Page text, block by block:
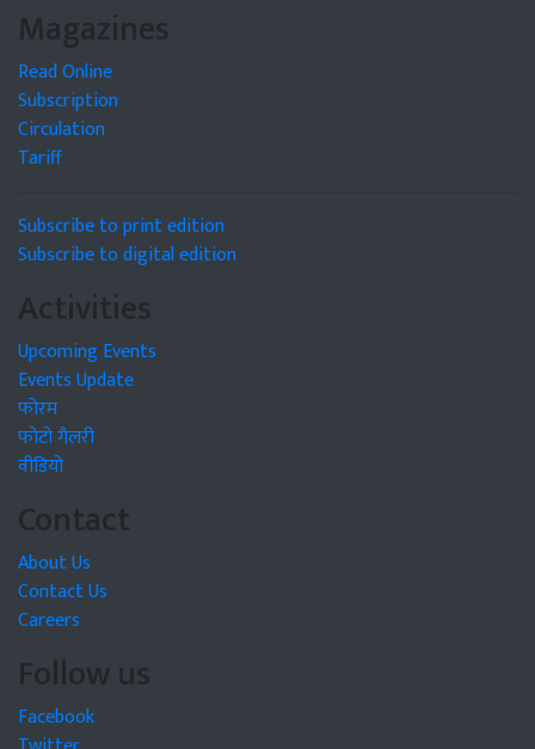
Magazines
Read Online
Subscription
Circulation
Tariff
Subscribe to print edition
Subscribe to digital edition
Activities
Upcoming Events
Events Update
फोरम
फोटो गैलरी
वीडियो
Contact
About Us
Contact Us
Careers
Follow us
Facebook